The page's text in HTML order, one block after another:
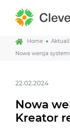
Home
Nowa wersja
22.02.2024
Nowa
Kreator